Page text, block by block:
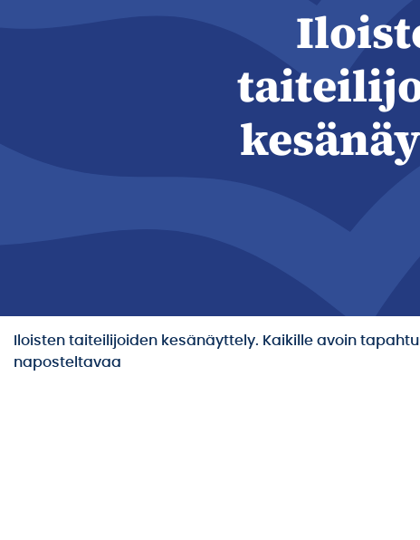
Iloisten taiteilijoiden kesänäyttely. Kaikille avoin
naposteltavaa